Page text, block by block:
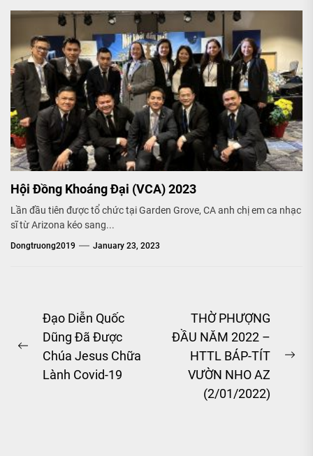
Hội Đồng Khoáng Đại (VCA) 2023
Lần đầu tiên được tổ chức tại Garden Grove, CA anh chị em ca nhạc
sĩ từ Arizona kéo sang...
Dongtruong2019 January 23, 2023
Post
navigation
Previous
post:
Đạo Diễn Quốc
Dũng Đã Được
Chúa Jesus Chữa
Lành Covid-19
THỜ PHƯỢNG
ĐẦU NĂM 2022 –
HTTL BÁP-TÍT
VƯỜN NHO AZ
(2/01/2022)